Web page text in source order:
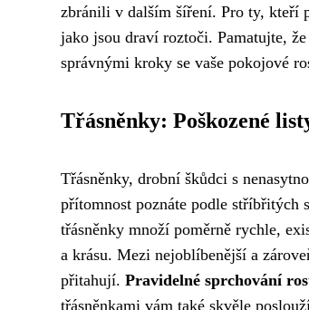
zbránili v dalším šíření. Pro ty, kteří
jako jsou draví roztoči. Pamatujte,
správnými kroky se vaše pokojové
Třásněnky: Poškozené
Třásněnky, drobní škůdci s
přítomnost poznáte podle stříbřitých
třásněnky množí poměrně rychle,
a krásu. Mezi nejoblíbenější a
přitahují. Pravidelné sprchování
třásněnkami vám také skvěle